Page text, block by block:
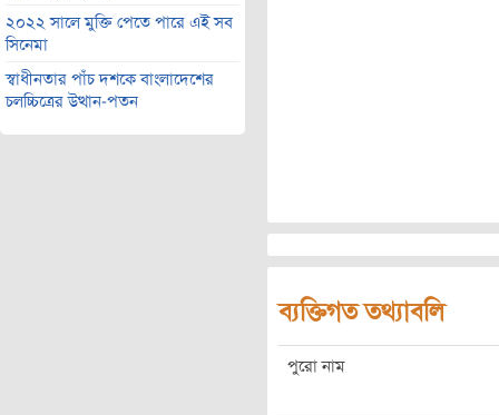
২০২২ সালে মুক্তি পেতে পারে এই সব
সিনেমা
স্বাধীনতার পাঁচ দশকে বাংলাদেশের
চলচ্চিত্রের উত্থান-পতন
ব্যক্তিগত তথ্যাবলি
পুরো নাম